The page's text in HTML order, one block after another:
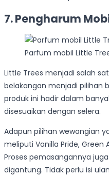
7. Pengharum
Parfum mobil Little
Little Trees menjadi salah
belakangan menjadi pilihan
produk ini hadir dalam
disesuaikan dengan selera.
Adapun pilihan wewangian
meliputi Vanilla Pride, Green
Proses pemasangannya
digantung. Tidak perlu isi